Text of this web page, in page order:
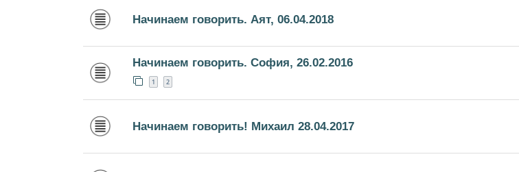
Начинаем говорить. Аят, 06.04.2018
Начинаем говорить. София, 26.02.2016
1 2
Начинаем говорить! Михаил 28.04.2017